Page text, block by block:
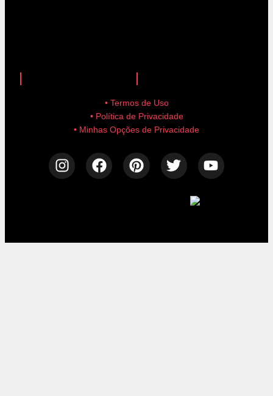
• Termos de Uso
• Política de Privacidade
• Minhas Opções de Privacidade